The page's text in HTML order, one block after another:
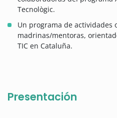
Tecnològic.
Un programa de actividades
madrinas/mentoras,
TIC en Cataluña.
Presentación